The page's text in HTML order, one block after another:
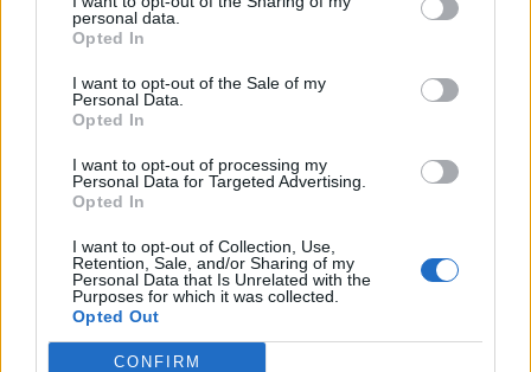
personal data.
Opted In
I want to opt-out of the Sale of my
Personal Data.
Opted In
I want to opt-out of processing my
Personal Data for Targeted Advertising.
Opted In
I want to opt-out of Collection, Use,
Retention, Sale, and/or Sharing of my
Personal Data that Is Unrelated with the
Purposes for which it was collected.
Opted Out
CONFIRM
Rabato, dar kartą atskleidžia pokyčių procesą. Atrodo,
kad jie kilę iš neolito gyventojų, ne iš Anatolijos, o iš
Viduržemio jūros Levanto (Artimųjų Rytų). Manoma,
kad jie keliavo iš Sinajaus, kirsdami daug drėgnesnę,
svetingesnę nei šiandien Sacharą ir lydėdami gyvūnų
bandas. Žinomos kaip ganytojų grupės, jų genetika
taip pat apima nedidelę vietinių medžiotojų rinkėjų